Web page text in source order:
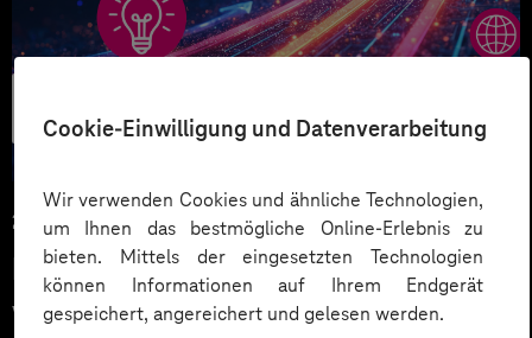
Cookie-Einwilligung und Datenverarbeitung
Wir verwenden Cookies und ähnliche Technologien,
um Ihnen das bestmögliche Online-Erlebnis zu
bieten. Mittels der eingesetzten Technologien
können Informationen auf Ihrem Endgerät
gespeichert, angereichert und gelesen werden.
Intelligenz
25.02.2026
KI-Trends 2026: Digitalisierung
vom Hype zum echten Mehrwert